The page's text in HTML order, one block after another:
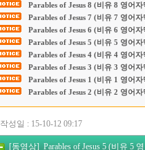
Parables of Jesus 8 (비유 8 영어자
Parables of Jesus 7 (비유 7 영어자
Parables of Jesus 6 (비유 6 영어자
Parables of Jesus 5 (비유 5 영어자
Parables of Jesus 4 (비유 4 영어자
Parables of Jesus 3 (비유 3 영어자
Parables of Jesus 1 (비유 1 영어자
Parables of Jesus 2 (비유 2 영어자
작성일 : 15-10-12 09:17
[동영상] Parables of Jesus 5 (비유 5